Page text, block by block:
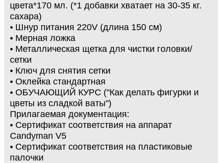
цвета*170 мл. (*1 добавки хватает на 30-35 кг.
сахара)
• Шнур питания 220V (длина 150 см)
• Мерная ложка
• Металлическая щетка для чистки головки/
сетки
• Ключ для снятия сетки
• Оклейка стандартная
• ОБУЧАЮЩИЙ КУРС ("Как делать фигурки и
цветы из сладкой ваты")
Прилагаемая документация:
• Сертификат соответствия на аппарат
Candyman V5
• Сертификат соответствия на пластиковые
палочки